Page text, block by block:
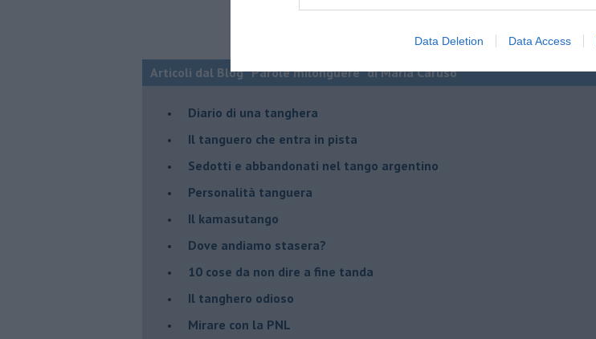
Data Deletion Data Access
Articoli dal Blog “Parole milonguere” di Maria Caruso
Diario di una tanghera
Il tanguero che entra in pista
Sedotti e abbandonati nel tango argentino
Personalità tanguera
Il kamasutango
Dove andiamo stasera?
10 cose da non dire a fine tanda
Il tanghero odioso
Mirare con la PNL